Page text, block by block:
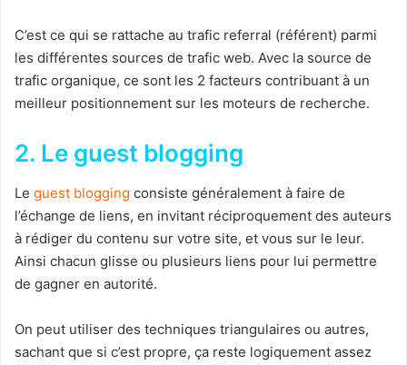
C’est ce qui se rattache au trafic referral (référent) parmi
les différentes sources de trafic web. Avec la source de
trafic organique, ce sont les 2 facteurs contribuant à un
meilleur positionnement sur les moteurs de recherche.
2. Le guest blogging
Le guest blogging consiste généralement à faire de
l’échange de liens, en invitant réciproquement des auteurs
à rédiger du contenu sur votre site, et vous sur le leur.
Ainsi chacun glisse ou plusieurs liens pour lui permettre
de gagner en autorité.
On peut utiliser des techniques triangulaires ou autres,
sachant que si c’est propre, ça reste logiquement assez